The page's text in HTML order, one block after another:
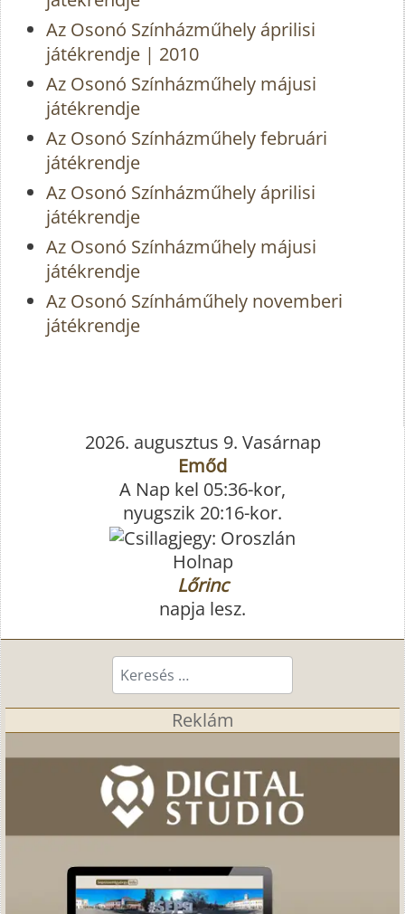
Az Osonó Színházműhely áprilisi
játékrendje | 2010
Az Osonó Színházműhely májusi
játékrendje
Az Osonó Színházműhely februári
játékrendje
Az Osonó Színházműhely áprilisi
játékrendje
Az Osonó Színházműhely májusi
játékrendje
Az Osonó Színháműhely novemberi
játékrendje
2026. augusztus 9. Vasárnap
Emőd
A Nap kel 05:36-kor,
nyugszik 20:16-kor.
Holnap
Lőrinc
napja lesz.
Keresés...
Reklám